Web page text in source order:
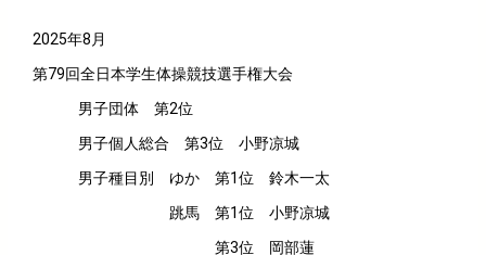
2025年8月
第79回全日本学生体操競技選手権大会
男子団体 第2位
男子個人総合 第3位 小野凉城
男子種目別 ゆか 第1位 鈴木一太
跳馬 第1位 小野凉城
第3位 岡部蓮